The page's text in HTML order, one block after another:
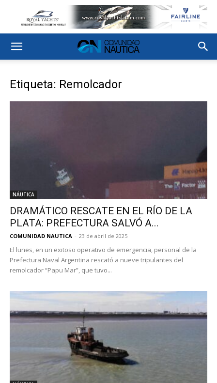
Etiqueta: Remolcador
NÁUTICA
DRAMÁTICO RESCATE EN EL RÍO DE LA
PLATA: PREFECTURA SALVÓ A...
COMUNIDAD NAUTICA - 23 de abril de 2025
El lunes, en un exitoso operativo de emergencia, personal de la
Prefectura Naval Argentina rescató a nueve tripulantes del
remolcador “Papu Mar”, que tuvo...